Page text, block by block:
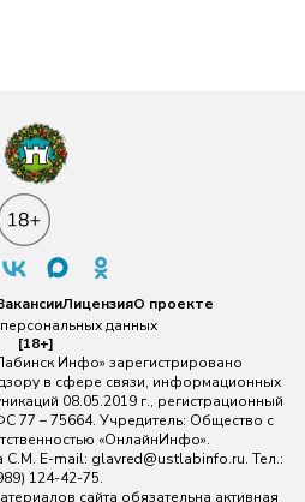
ЛицензияО проекте
данных
[18+]
Инфо» зарегистрировано
в сфере связи, информационных
08.05.2019 г., регистрационный
77 – 75664. Учредитель: Общество с
«ОнлайнИнфо».
С.М. E-mail: glavred@ustlabinfo.ru. Тел.:
124-42-75.
сайта обязательна активная